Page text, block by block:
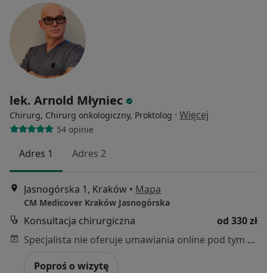
lek. Arnold Młyniec
Chirurg, Chirurg onkologiczny, Proktolog · Więcej
54 opinie
Adres 1 Adres 2
Jasnogórska 1, Kraków • Mapa
CM Medicover Kraków Jasnogórska
Konsultacja chirurgiczna
od 330 zł
Specjalista nie oferuje umawiania online pod tym adresem.
Poproś o wizytę